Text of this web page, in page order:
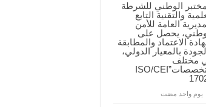
الوطني للشرطة
والتقنية التابع
العامة للأمن
يحصل على
الاعتماد والمطابقة
بالمعيار الدولي،
مختلف
التخصصات”ISO/CEI
‏يوم واحد مضت